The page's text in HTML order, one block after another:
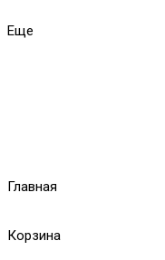
Еще
Главная
Корзина